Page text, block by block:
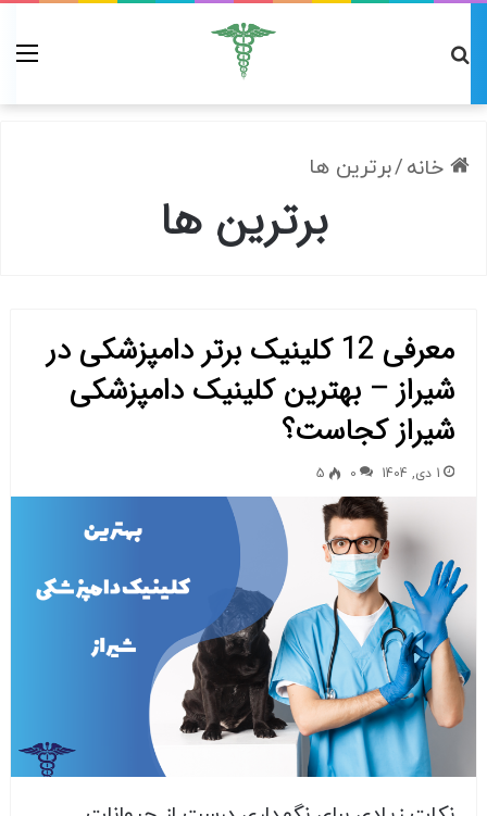
خانه/برترین ها
برترین ها
معرفی 12 کلینیک برتر دامپزشکی در
شیراز – بهترین کلینیک دامپزشکی
شیراز کجاست؟
1 دی, 1404 0
5